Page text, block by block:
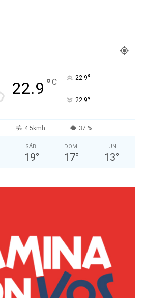
22.9 °C 22.9°
22.9°
4.5kmh 37 %
SÁB
19°
DOM
17°
LUN
13°